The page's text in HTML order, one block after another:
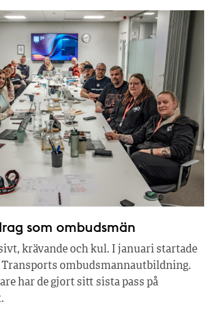
som ombudsmän
krävande och kul. I januari startade
Transports ombudsmannautbildning.
har de gjort sitt sista pass på